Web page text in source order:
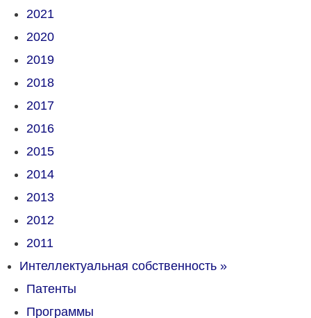
2021
2020
2019
2018
2017
2016
2015
2014
2013
2012
2011
Интеллектуальная собственность »
Патенты
Программы